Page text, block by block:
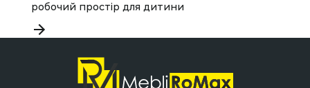
робочий простір для дитини